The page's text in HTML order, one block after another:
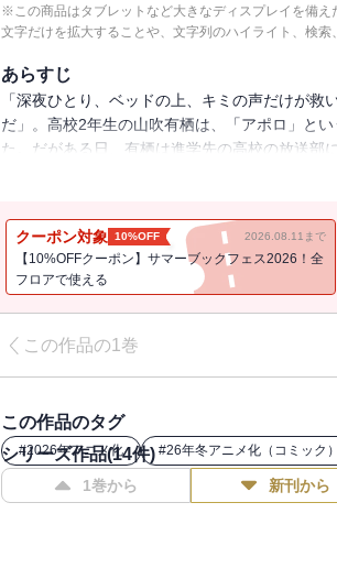
※この商品はタブレットなど大きなディスプレイを備え
文字だけを拡大することや、文字列のハイライト、検索
あらすじ
「深夜ひとり、ベッドの上、キミの声だけが
だ」。高校2年生の山吹有栖は、「アポロ」と
た。だがある日、有栖は進学先の高校の放送部
就く」夢を描く美少女が…4人!! 山吹はアポロ
クーポン対象 10%OFF 2026.08.11まで
【10%OFFクーポン】サマーブックフェス2026！全
フロアで使える
この作品の1巻
この作品のタグ
#2026年アニメ化 #26年冬アニメ化（コミック）
シリーズ作品(14件)
1巻から 新刊から